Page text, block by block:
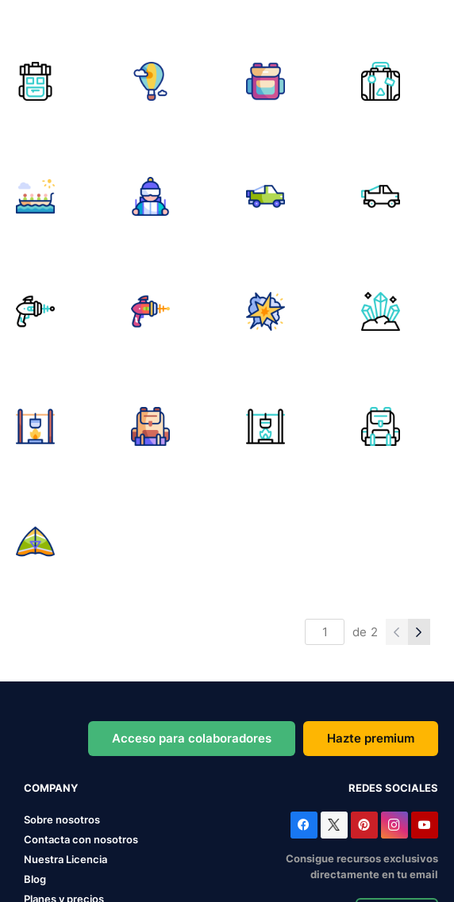
de 2
Acceso para colaboradores Hazte premium
COMPANY
Sobre nosotros
Contacta con nosotros
Nuestra Licencia
Blog
Planes y precios
REDES SOCIALES
Consigue recursos exclusivos
directamente en tu email